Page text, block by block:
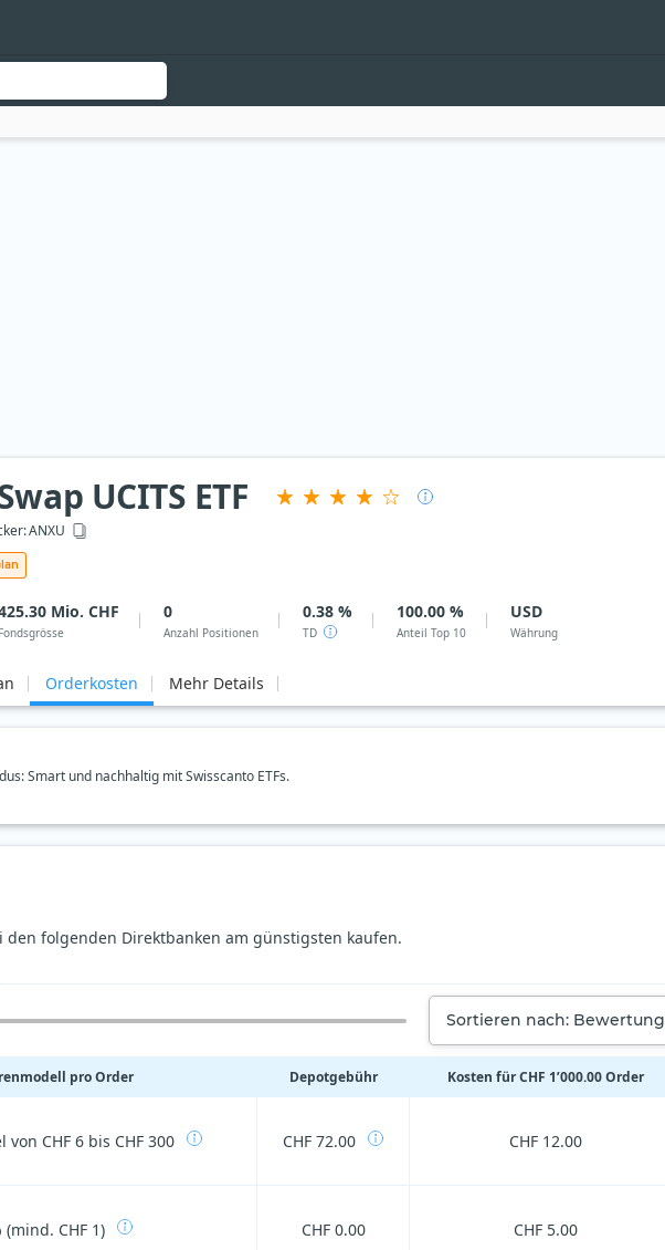
UCITS ETF
ANXU
Mio. CHF
Fondsgrösse
0
Anzahl Positionen
0.38 %
TD
100.00 %
Anteil Top 10
USD
Währung
Orderkosten Mehr Details
Smart und nachhaltig mit Swisscanto ETFs.
den folgenden Direktbanken am günstigsten kaufen.
Sortieren nach: Bewertung
pro Order Depotgebühr Kosten für CHF 1’000.00 Order
CHF 6 bis CHF 300 CHF 72.00 CHF 12.00
(mind. CHF 1) CHF 0.00 CHF 5.00